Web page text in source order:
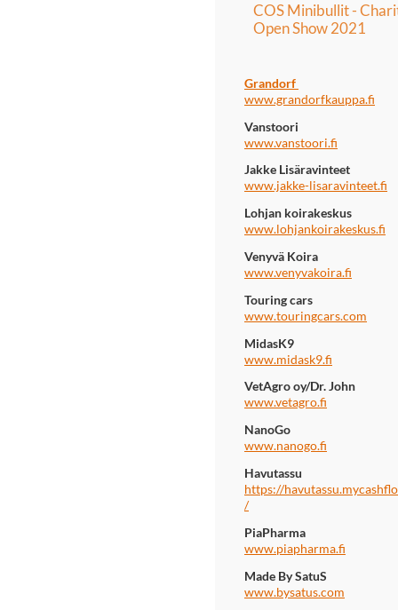
COS Minibullit -
Open Show 2021
Grandorf
www.grandorfkauppa.fi
Vanstoori
www.vanstoori.fi
Jakke Lisäravinteet
www.jakke-lisaravinteet.fi
Lohjan koirakeskus
www.lohjankoirakeskus.fi
Venyvä Koira
www.venyvakoira.fi
Touring cars
www.touringcars.com
MidasK9
www.midask9.fi
VetAgro oy/Dr. John
www.vetagro.fi
NanoGo
www.nanogo.fi
Havutassu
https://
/
PiaPharma
www.piapharma.fi
Made By SatuS
www.bysatus.com